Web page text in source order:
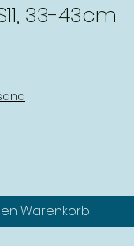
33-43cm
Warenkorb